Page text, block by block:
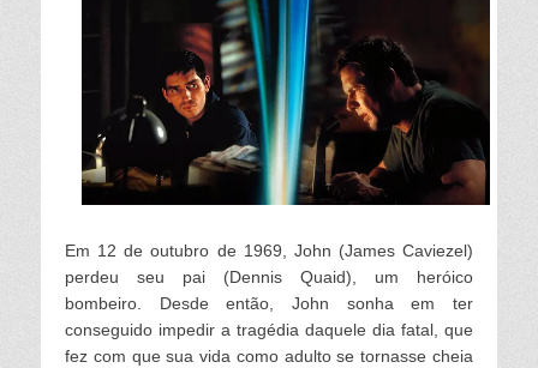
Em 12 de outubro de 1969, John (James Caviezel)
perdeu seu pai (Dennis Quaid), um heróico
bombeiro. Desde então, John sonha em ter
conseguido impedir a tragédia daquele dia fatal, que
fez com que sua vida como adulto se tornasse cheia